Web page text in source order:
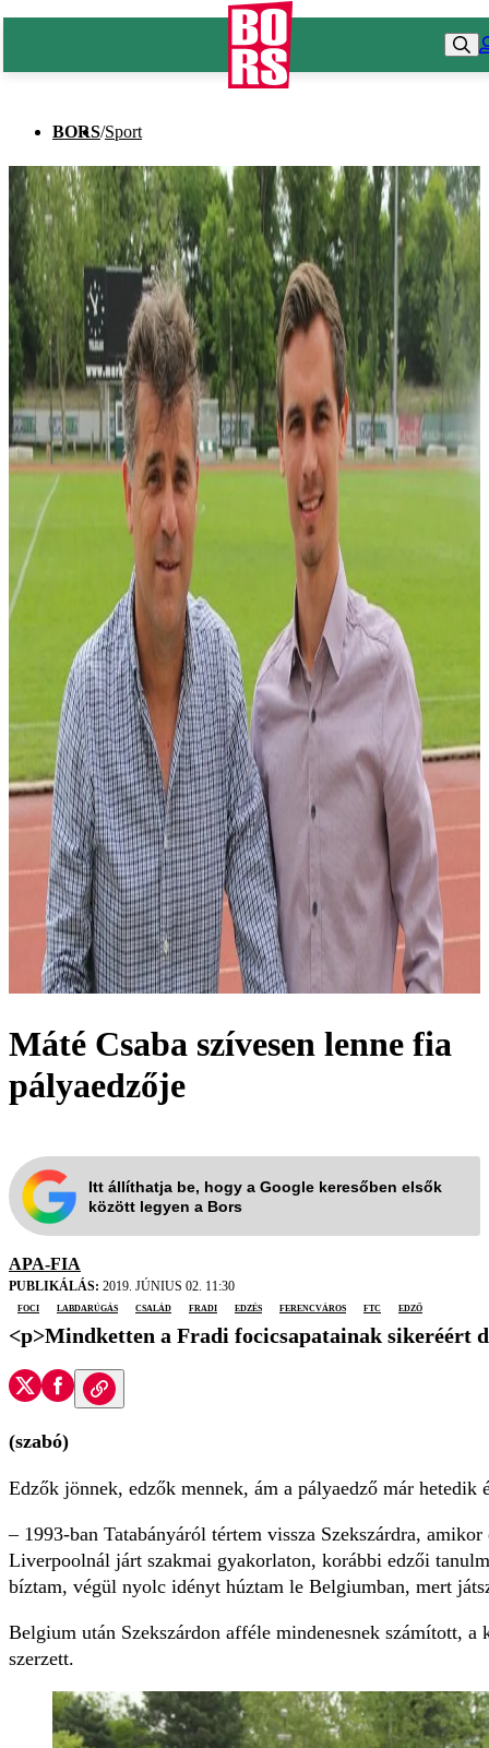
BORS/Sport
Máté Csaba szívesen lenne fia
pályaedzője
Itt állíthatja be, hogy a Google keresőben elsők
között legyen a Bors
APA-FIA
PUBLIKÁLÁS: 2019. JÚNIUS 02. 11:30
foci
labdarúgás család Fradi edzés Ferencváros FTC edző
<p>Mindketten a Fradi focicsapatainak sikeréért
(szabó)
Edzők jönnek, edzők mennek, ám a pályaedző már hetedik
– 1993-ban Tatabányáról tértem vissza Szekszárdra,
Liverpoolnál járt szakmai gyakorlaton, korábbi edzői
bíztam, végül nyolc idényt húztam le Belgiumban, mert
Belgium után Szekszárdon afféle mindenesnek számított,
szerzett.